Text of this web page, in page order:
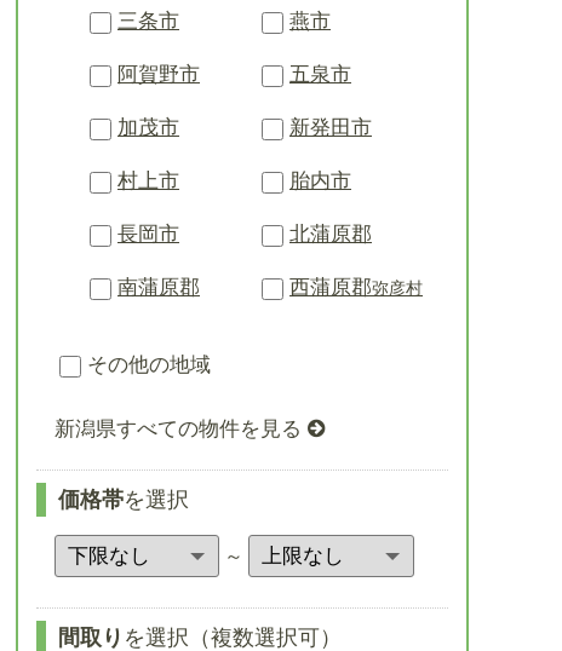
三条市 燕市
阿賀野市 五泉市
加茂市 新発田市
村上市 胎内市
長岡市 北蒲原郡
南蒲原郡 西蒲原郡弥彦村
その他の地域
新潟県すべての物件を見る
価格帯を選択
～
間取り を選択（複数選択可）